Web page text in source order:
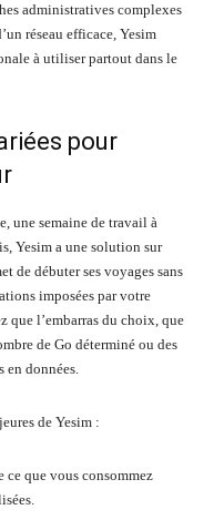
administratives complexes
réseau efficace, Yesim
à utiliser partout dans le
pour
une semaine de travail à
Yesim a une solution sur
de débuter ses voyages sans
imposées par votre
que l’embarras du choix, que
de Go déterminé ou des
en données.
de Yesim :
ce que vous consommez